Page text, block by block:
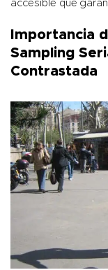
accesible que
Importancia
Sampling
Contrastada